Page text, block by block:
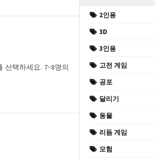
선택하세요. 7~8명의
2인용
3D
3인용
고전 게임
공포
달리기
동물
리듬 게임
모험